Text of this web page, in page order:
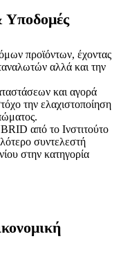
Υποδομές
προϊόντων, έχοντας
αλλά και την
και αγορά
την ελαχιστοποίηση
από το Ινστιτούτο
συντελεστή
στην κατηγορία